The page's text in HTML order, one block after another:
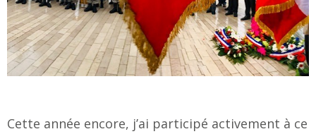
Cette année encore, j’ai participé activement à ce